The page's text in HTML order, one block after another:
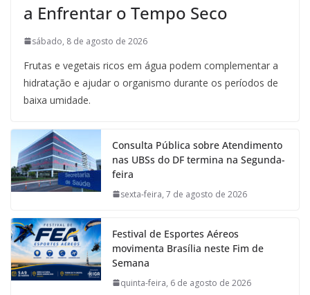
a Enfrentar o Tempo Seco
sábado, 8 de agosto de 2026
Frutas e vegetais ricos em água podem complementar a
hidratação e ajudar o organismo durante os períodos de
baixa umidade.
Consulta Pública sobre Atendimento
nas UBSs do DF termina na Segunda-
feira
sexta-feira, 7 de agosto de 2026
Festival de Esportes Aéreos
movimenta Brasília neste Fim de
Semana
quinta-feira, 6 de agosto de 2026